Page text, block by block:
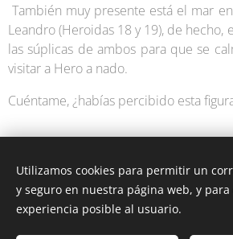
También muy presente está el mar
Leandro (Heroidas 18 y 19), de hecho,
las súplicas de ambos para que se
visitar a Hero a nado.
Cuéntame, ¿habías percibido esta
Latín y Roma © Todos los derechos
Utilizamos cookies para permitir un
y seguro en nuestra página web, y
experiencia posible al usuario.